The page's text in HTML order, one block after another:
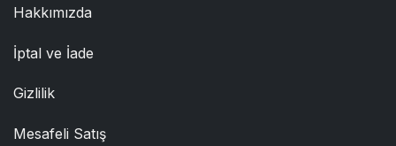
Hakkımızda
İptal ve İade
Gizlilik
Mesafeli Satış